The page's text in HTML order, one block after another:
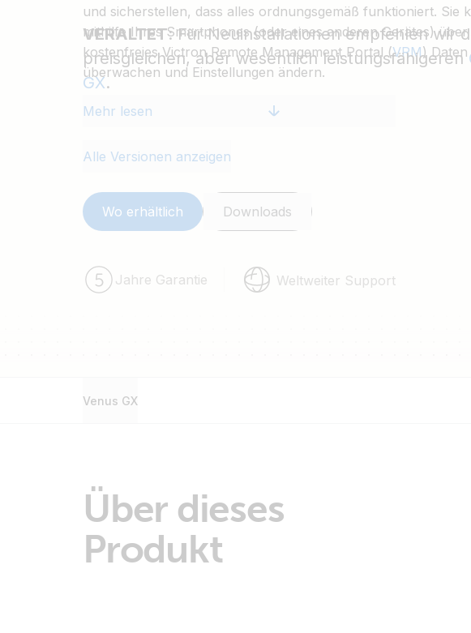
und sicherstellen, dass alles ordnungsgemäß funktioniert. Sie
mithilfe Ihres Smartphones (oder eines anderen Gerätes)
kostenfreies Victron Remote Management Portal (VRM)
überwachen und Einstellungen ändern.
VERALTET: Für Neuinstallationen empfehlen wir
preisgleichen, aber wesentlich leistungsfähigeren
GX.
Mehr lesen
Alle Versionen anzeigen
Wo erhältlich Downloads
Jahre Garantie Weltweiter Support
Venus GX
Über dieses
Produkt